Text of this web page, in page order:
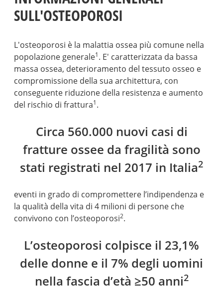
SULL'OSTEOPOROSI
L'osteoporosi è la malattia ossea più comune nella
popolazione generale1. E' caratterizzata da bassa
massa ossea, deterioramento del tessuto osseo e
compromissione della sua architettura, con
conseguente riduzione della resistenza e aumento
del rischio di frattura1.
Circa 560.000 nuovi casi di
fratture ossee da fragilità sono
stati registrati nel 2017 in Italia2
eventi in grado di compromettere l’indipendenza e
la qualità della vita di 4 milioni di persone che
convivono con l’osteoporosi2.
L’osteoporosi colpisce il 23,1%
delle donne e il 7% degli uomini
nella fascia d’età ≥50 anni2